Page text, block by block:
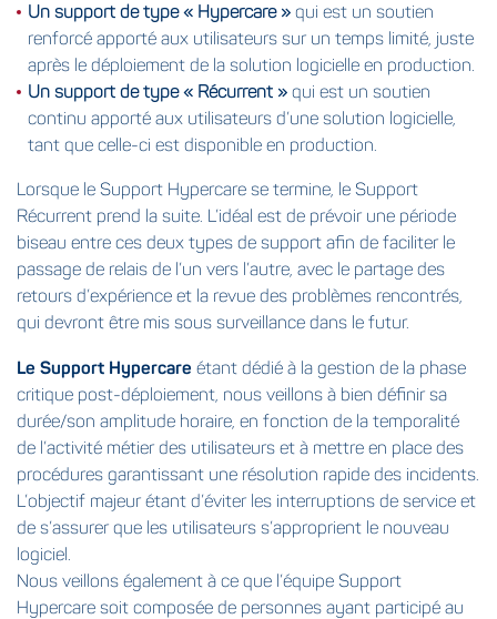
Un support de type « Hypercare » qui est un soutien
renforcé apporté aux utilisateurs sur un temps limité, juste
après le déploiement de la solution logicielle en production.
Un support de type « Récurrent » qui est un soutien
continu apporté aux utilisateurs d’une solution logicielle,
tant que celle-ci est disponible en production.
Lorsque le Support Hypercare se termine, le Support
Récurrent prend la suite. L’idéal est de prévoir une période
biseau entre ces deux types de support afin de faciliter le
passage de relais de l’un vers l’autre, avec le partage des
retours d’expérience et la revue des problèmes rencontrés,
qui devront être mis sous surveillance dans le futur.
Le Support Hypercare étant dédié à la gestion de la phase
critique post-déploiement, nous veillons à bien définir sa
durée/son amplitude horaire, en fonction de la temporalité
de l’activité métier des utilisateurs et à mettre en place des
procédures garantissant une résolution rapide des incidents.
L’objectif majeur étant d’éviter les interruptions de service et
de s’assurer que les utilisateurs s’approprient le nouveau
logiciel.
Nous veillons également à ce que l’équipe Support
Hypercare soit composée de personnes ayant participé au